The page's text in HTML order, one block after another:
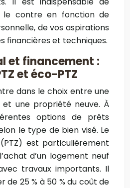
contre en fonction de
de vos aspirations
financières et techniques.
et financement :
et éco-PTZ
dans le choix entre une
une propriété neuve. À
options de prêts
le type de bien visé. Le
est particulièrement
d’un logement neuf
travaux importants. Il
de 25 % à 50 % du coût de